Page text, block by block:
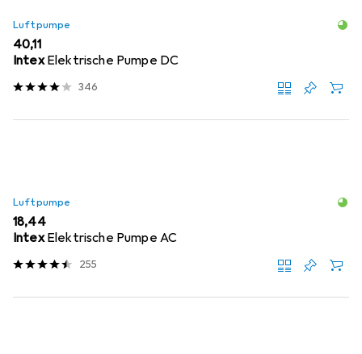
Luftpumpe
EUR
40,11
Intex Elektrische Pumpe DC
346
Luftpumpe
EUR
18,44
Intex Elektrische Pumpe AC
255